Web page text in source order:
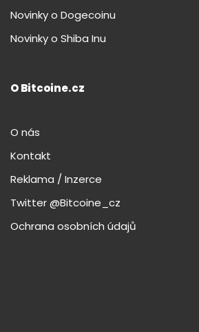
Novinky o Dogecoinu
Novinky o Shiba Inu
O Bitcoine.cz
O nás
Kontakt
Reklama / Inzerce
Twitter @Bitcoine_cz
Ochrana osobních údajů